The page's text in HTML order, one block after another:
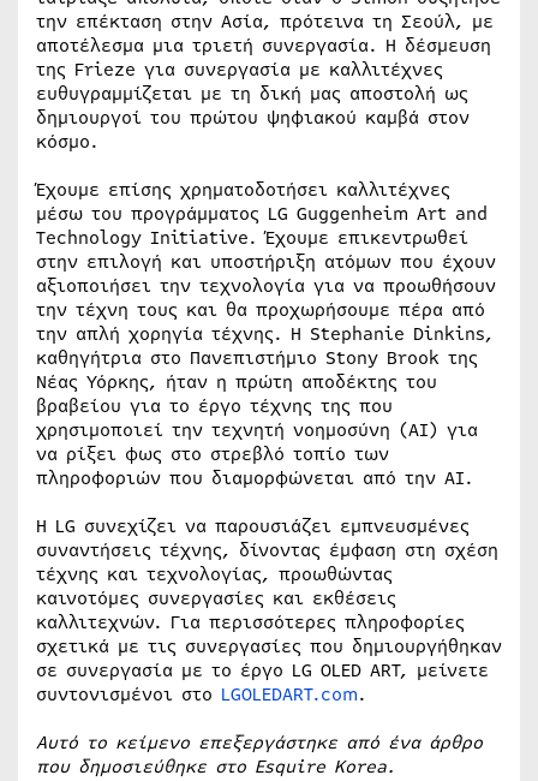
την επέκταση στην Ασία, πρότεινα τη Σεούλ, με
αποτέλεσμα μια τριετή συνεργασία. Η δέσμευση
της Frieze για συνεργασία με καλλιτέχνες
ευθυγραμμίζεται με τη δική μας αποστολή ως
δημιουργοί του πρώτου ψηφιακού καμβά στον
κόσμο.
Έχουμε επίσης χρηματοδοτήσει καλλιτέχνες
μέσω του προγράμματος LG Guggenheim Art and
Technology Initiative. Έχουμε επικεντρωθεί
στην επιλογή και υποστήριξη ατόμων που έχουν
αξιοποιήσει την τεχνολογία για να προωθήσουν
την τέχνη τους και θα προχωρήσουμε πέρα από
την απλή χορηγία τέχνης. Η Stephanie Dinkins,
καθηγήτρια στο Πανεπιστήμιο Stony Brook της
Νέας Υόρκης, ήταν η πρώτη αποδέκτης του
βραβείου για το έργο τέχνης της που
χρησιμοποιεί την τεχνητή νοημοσύνη (AI) για
να ρίξει φως στο στρεβλό τοπίο των
πληροφοριών που διαμορφώνεται από την AI.
Η LG συνεχίζει να παρουσιάζει εμπνευσμένες
συναντήσεις τέχνης, δίνοντας έμφαση στη σχέση
τέχνης και τεχνολογίας, προωθώντας
καινοτόμες συνεργασίες και εκθέσεις
καλλιτεχνών. Για περισσότερες πληροφορίες
σχετικά με τις συνεργασίες που δημιουργήθηκαν
σε συνεργασία με το έργο LG OLED ART, μείνετε
συντονισμένοι στο LGOLEDART.com.
Αυτό το κείμενο επεξεργάστηκε από ένα άρθρο
που δημοσιεύθηκε στο Esquire Korea.